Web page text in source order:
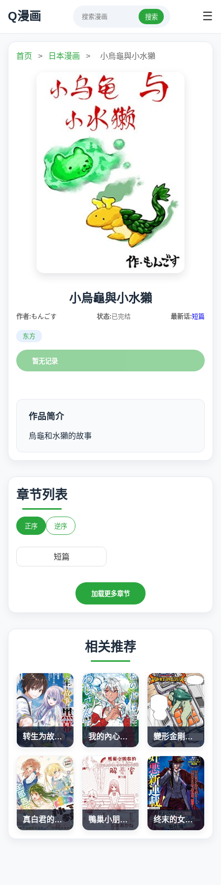
Q漫画 搜索 ☰
首页 > 日本漫画 > 小烏龜與小水獺
小烏龜與小水獺
作者:もんごす 状态:已完结 最新话:短篇
东方
暂无记录
作品简介
烏龜和水獺的故事
章节列表
正序 逆序
短篇
加载更多章节
相关推荐
转生为故事幕后主谋 我的內心是大叔 變形金剛：G1宇宙之終焉
真白君的補習教室 鴨巢小朋友的解憂室 终末的女武神奇谭·开膛手杰克事件簿